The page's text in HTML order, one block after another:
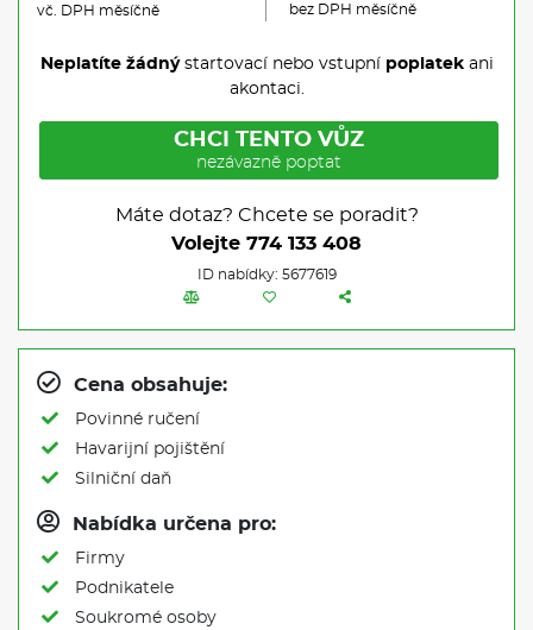
vč. DPH měsíčně bez DPH měsíčně
Neplatíte žádnýstartovací nebo vstupní poplatekani
akontaci.
CHCI TENTO VŮZ
nezávazně poptat
Máte dotaz? Chcete se poradit?
Volejte 774 133 408
ID nabídky: 5677619
Cena obsahuje:
Povinné ručení
Havarijní pojištění
Silniční daň
Nabídka určena pro:
Firmy
Podnikatele
Soukromé osoby